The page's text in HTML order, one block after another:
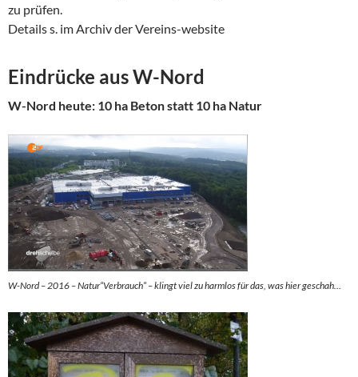
zu prüfen.
Details s. im Archiv der Vereins-website
Eindrücke aus W-Nord
W-Nord heute: 10 ha Beton statt 10 ha Natur
W-Nord – 2016 – Natur“Verbrauch“ – klingt viel zu harmlos für das, was hier geschah…